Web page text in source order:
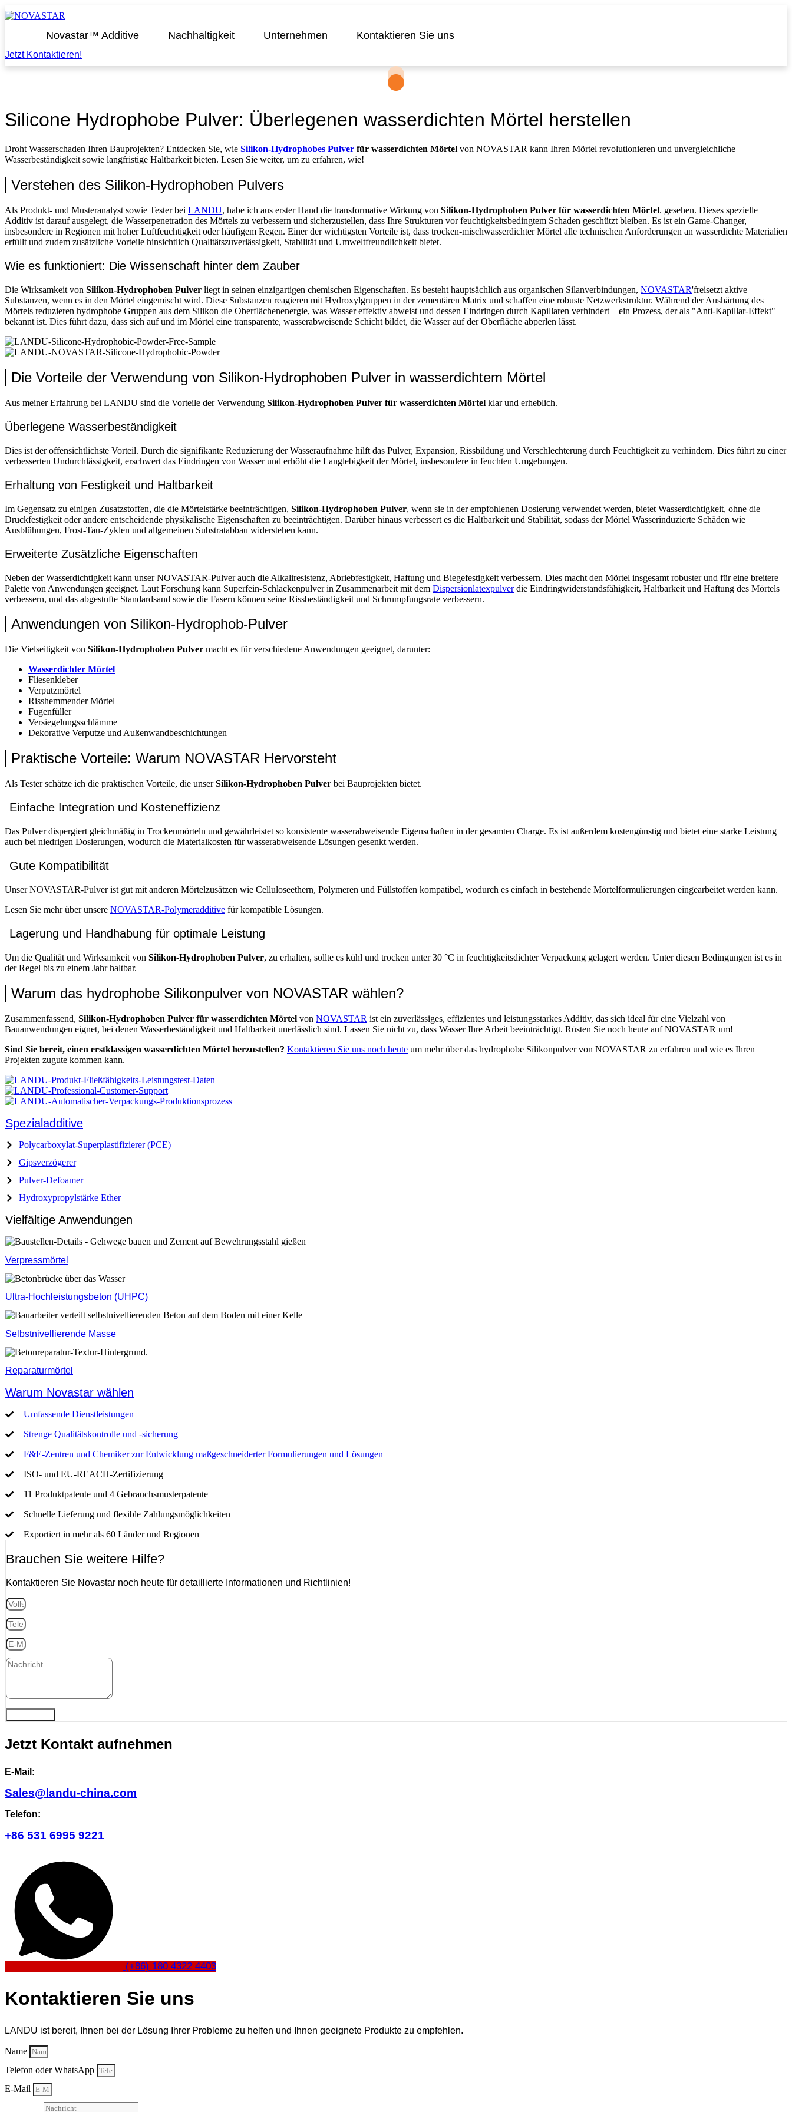
Zum
Inhalt
Novastar™ Additive Nachhaltigkeit Unternehmen Kontaktieren Sie uns
Jetzt Kontaktieren!
Silicone Hydrophobe Pulver: Überlegenen wasserdichten Mörtel herstellen
Droht Wasserschaden Ihren Bauprojekten? Entdecken Sie, wie Silikon-Hydrophobes Pulver für wasserdichten Mörtel von NOVASTAR kann Ihren Mörtel revolutionieren und unvergleichliche
Wasserbeständigkeit sowie langfristige Haltbarkeit bieten. Lesen Sie weiter, um zu erfahren, wie!
Verstehen des Silikon-Hydrophoben Pulvers
Als Produkt- und Musteranalyst sowie Tester bei LANDU, habe ich aus erster Hand die transformative Wirkung von Silikon-Hydrophoben Pulver für wasserdichten Mörtel. gesehen. Dieses spezielle
Additiv ist darauf ausgelegt, die Wasserpenetration des Mörtels zu verbessern und sicherzustellen, dass Ihre Strukturen vor feuchtigkeitsbedingtem Schaden geschützt bleiben. Es ist ein Game-Changer,
insbesondere in Regionen mit hoher Luftfeuchtigkeit oder häufigem Regen. Einer der wichtigsten Vorteile ist, dass trocken-mischwasserdichter Mörtel alle technischen Anforderungen an wasserdichte Materialien
erfüllt und zudem zusätzliche Vorteile hinsichtlich Qualitätszuverlässigkeit, Stabilität und Umweltfreundlichkeit bietet.
Wie es funktioniert: Die Wissenschaft hinter dem Zauber
Die Wirksamkeit von Silikon-Hydrophoben Pulver liegt in seinen einzigartigen chemischen Eigenschaften. Es besteht hauptsächlich aus organischen Silanverbindungen, NOVASTAR'freisetzt aktive
Substanzen, wenn es in den Mörtel eingemischt wird. Diese Substanzen reagieren mit Hydroxylgruppen in der zementären Matrix und schaffen eine robuste Netzwerkstruktur. Während der Aushärtung des
Mörtels reduzieren hydrophobe Gruppen aus dem Silikon die Oberflächenenergie, was Wasser effektiv abweist und dessen Eindringen durch Kapillaren verhindert – ein Prozess, der als "Anti-Kapillar-Effekt"
bekannt ist. Dies führt dazu, dass sich auf und im Mörtel eine transparente, wasserabweisende Schicht bildet, die Wasser auf der Oberfläche abperlen lässt.
Die Vorteile der Verwendung von Silikon-Hydrophoben Pulver in wasserdichtem Mörtel
Aus meiner Erfahrung bei LANDU sind die Vorteile der Verwendung Silikon-Hydrophoben Pulver für wasserdichten Mörtel klar und erheblich.
Überlegene Wasserbeständigkeit
Dies ist der offensichtlichste Vorteil. Durch die signifikante Reduzierung der Wasseraufnahme hilft das Pulver, Expansion, Rissbildung und Verschlechterung durch Feuchtigkeit zu verhindern. Dies führt zu einer
verbesserten Undurchlässigkeit, erschwert das Eindringen von Wasser und erhöht die Langlebigkeit der Mörtel, insbesondere in feuchten Umgebungen.
Erhaltung von Festigkeit und Haltbarkeit
Im Gegensatz zu einigen Zusatzstoffen, die die Mörtelstärke beeinträchtigen, Silikon-Hydrophoben Pulver, wenn sie in der empfohlenen Dosierung verwendet werden, bietet Wasserdichtigkeit, ohne die
Druckfestigkeit oder andere entscheidende physikalische Eigenschaften zu beeinträchtigen. Darüber hinaus verbessert es die Haltbarkeit und Stabilität, sodass der Mörtel Wasserinduzierte Schäden wie
Ausblühungen, Frost-Tau-Zyklen und allgemeinen Substratabbau widerstehen kann.
Erweiterte Zusätzliche Eigenschaften
Neben der Wasserdichtigkeit kann unser NOVASTAR-Pulver auch die Alkaliresistenz, Abriebfestigkeit, Haftung und Biegefestigkeit verbessern. Dies macht den Mörtel insgesamt robuster und für eine breitere
Palette von Anwendungen geeignet. Laut Forschung kann Superfein-Schlackenpulver in Zusammenarbeit mit dem Dispersionlatexpulverdie Eindringwiderstandsfähigkeit, Haltbarkeit und Haftung des Mörtels
verbessern, und das abgestufte Standardsand sowie die Fasern können seine Rissbeständigkeit und Schrumpfungsrate verbessern.
Anwendungen von Silikon-Hydrophob-Pulver
Die Vielseitigkeit von Silikon-Hydrophoben Pulver macht es für verschiedene Anwendungen geeignet, darunter:
Wasserdichter Mörtel
Fliesenkleber
Verputzmörtel
Risshemmender Mörtel
Fugenfüller
Versiegelungsschlämme
Dekorative Verputze und Außenwandbeschichtungen
Praktische Vorteile: Warum NOVASTAR Hervorsteht
Als Tester schätze ich die praktischen Vorteile, die unserSilikon-Hydrophoben Pulver bei Bauprojekten bietet.
Einfache Integration und Kosteneffizienz
Das Pulver dispergiert gleichmäßig in Trockenmörteln und gewährleistet so konsistente wasserabweisende Eigenschaften in der gesamten Charge. Es ist außerdem kostengünstig und bietet eine starke Leistung
auch bei niedrigen Dosierungen, wodurch die Materialkosten für wasserabweisende Lösungen gesenkt werden.
Gute Kompatibilität
Unser NOVASTAR-Pulver ist gut mit anderen Mörtelzusätzen wie Celluloseethern, Polymeren und Füllstoffen kompatibel, wodurch es einfach in bestehende Mörtelformulierungen eingearbeitet werden kann.
Lesen Sie mehr über unsere NOVASTAR-Polymeradditive für kompatible Lösungen.
Lagerung und Handhabung für optimale Leistung
Um die Qualität und Wirksamkeit von Silikon-Hydrophoben Pulver, zu erhalten, sollte es kühl und trocken unter 30 °C in feuchtigkeitsdichter Verpackung gelagert werden. Unter diesen Bedingungen ist es in
der Regel bis zu einem Jahr haltbar.
Warum das hydrophobe Silikonpulver von NOVASTAR wählen?
Zusammenfassend, Silikon-Hydrophoben Pulver für wasserdichten Mörtel von NOVASTAR ist ein zuverlässiges, effizientes und leistungsstarkes Additiv, das sich ideal für eine Vielzahl von
Bauanwendungen eignet, bei denen Wasserbeständigkeit und Haltbarkeit unerlässlich sind. Lassen Sie nicht zu, dass Wasser Ihre Arbeit beeinträchtigt. Rüsten Sie noch heute auf NOVASTAR um!
Sind Sie bereit, einen erstklassigen wasserdichten Mörtel herzustellen? Kontaktieren Sie uns noch heute um mehr über das hydrophobe Silikonpulver von NOVASTAR zu erfahren und wie es Ihren
Projekten zugute kommen kann.
Spezialadditive
Polycarboxylat-Superplastifizierer (PCE)
Gipsverzögerer
Pulver-Defoamer
Hydroxypropylstärke Ether
Vielfältige Anwendungen
Verpressmörtel
Ultra-Hochleistungsbeton (UHPC)
Selbstnivellierende Masse
Reparaturmörtel
Warum Novastar wählen
Umfassende Dienstleistungen
Strenge Qualitätskontrolle und -sicherung
F&E-Zentren und Chemiker zur Entwicklung maßgeschneiderter Formulierungen und Lösungen
ISO- und EU-REACH-Zertifizierung
11 Produktpatente und 4 Gebrauchsmusterpatente
Schnelle Lieferung und flexible Zahlungsmöglichkeiten
Exportiert in mehr als 60 Länder und Regionen
Brauchen Sie weitere Hilfe?
Kontaktieren Sie Novastar noch heute für detaillierte Informationen und Richtlinien!
Jetzt Kontakt aufnehmen
E-Mail:
Sales@landu-china.com
Telefon:
+86 531 6995 9221
(+86) 180 4322 4403
Kontaktieren Sie uns
LANDU ist bereit, Ihnen bei der Lösung Ihrer Probleme zu helfen und Ihnen geeignete Produkte zu empfehlen.
Name
Telefon oder WhatsApp
E-Mail